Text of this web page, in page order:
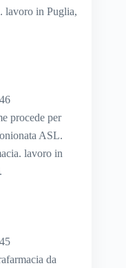
lavoro in Puglia,
procede per
ASL.
lavoro in
da